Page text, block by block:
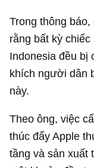
Trong thông
rằng bất kỳ
Indonesia đều bị
khích người dân
này.
Theo ông, việc
thúc đẩy Apple
tầng và sản xuất